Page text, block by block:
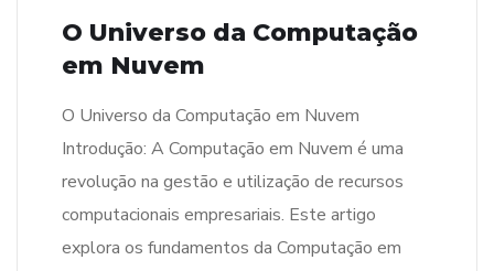
O Universo da Computação
em Nuvem
O Universo da Computação em Nuvem
Introdução: A Computação em Nuvem é uma
revolução na gestão e utilização de recursos
computacionais empresariais. Este artigo
explora os fundamentos da Computação em